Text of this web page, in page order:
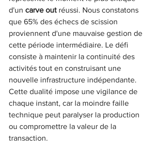
d'un carve out réussi. Nous constatons
que 65% des échecs de scission
proviennent d'une mauvaise gestion de
cette période intermédiaire. Le défi
consiste à maintenir la continuité des
activités tout en construisant une
nouvelle infrastructure indépendante.
Cette dualité impose une vigilance de
chaque instant, car la moindre faille
technique peut paralyser la production
ou compromettre la valeur de la
transaction.